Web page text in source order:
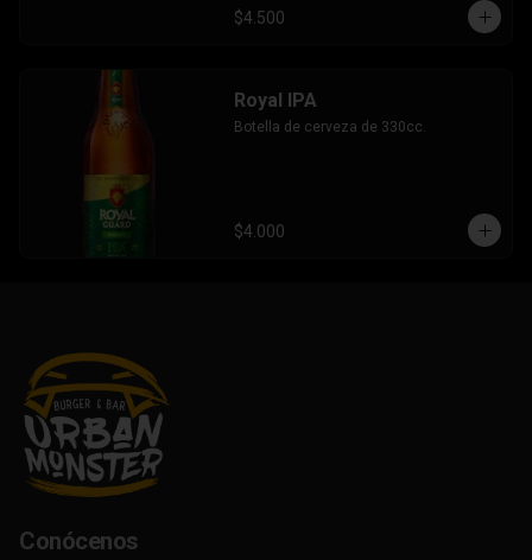
$4.500
Royal IPA
Botella de cerveza de 330cc.
$4.000
Conócenos